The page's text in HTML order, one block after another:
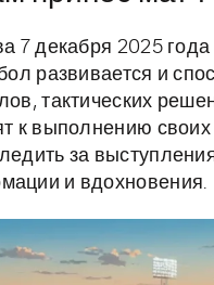
7 декабря 2025
развивается и
тактических
к выполнению
за
и вдохновения.